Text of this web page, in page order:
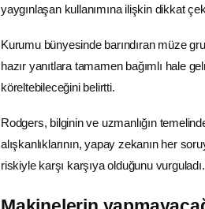
yaygınlaşan kullanımına ilişkin dikkat
Kurumu bünyesinde barındıran müze
hazır yanıtlara tamamen bağımlı hale
köreltebileceğini belirtti.
Rodgers, bilginin ve uzmanlığın
alışkanlıklarının, yapay zekanın her
riskiyle karşı karşıya olduğunu vurguladı.